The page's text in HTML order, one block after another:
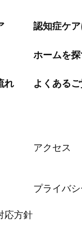
認知症ケ
ホームを
れ よくある
アクセス
プライバ
応方針